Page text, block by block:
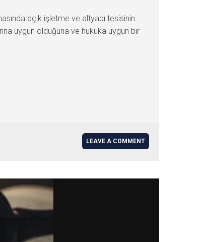
açık işletme ve altyapı tesisinin
uygun olduğuna ve hukuka uygun bir
LEAVE A COMMENT